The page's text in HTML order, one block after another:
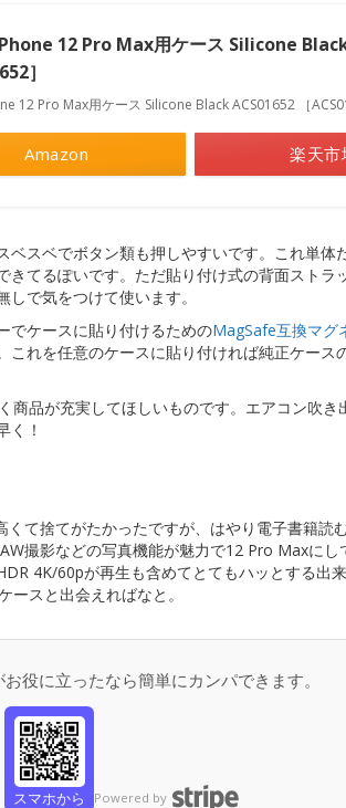
12 Pro Max用ケース Silicone
］
12 Pro Max用ケース Silicone Black ACS01652 ［
Amazon 楽天市
ベスベでボタン類も押しやすいです。これ単体
きてるぽいです。ただ貼り付け式の背面ストラ
で気をつけて使います。
でケースに貼り付けるためのMagSafe互換マグ
これを任意のケースに貼り付ければ純正ケース
商品が充実してほしいものです。エアコン吹き
く！
て捨てがたかったですが、はやり電子書籍読
撮影などの写真機能が魅力で12 Pro Maxにし
4K/60pが再生も含めてとてもハッとする出
ースと出会えればなと。
役に立ったなら簡単にカンパできます。
スマホから Powered by